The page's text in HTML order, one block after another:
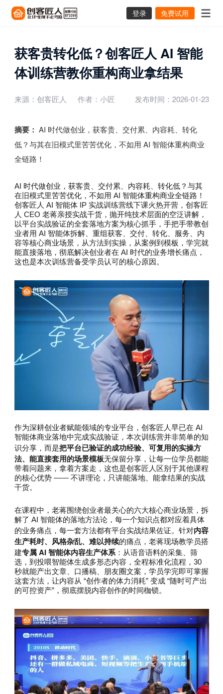
登录 免费试用
获客贵转化低？创客匠人 AI 智能
体训练营教你重构商业拿结果
来源：创客匠人 作者：小匠 发布时间：2026-01-23
摘要： AI 时代做创业，获客贵、交付累、内容耗、转化
低？与其在旧模式里苦苦优化，不如用 AI 智能体重构商业
全链路！
AI 时代做创业，获客贵、交付累、内容耗、转化低？与其
在旧模式里苦苦优化，不如用 AI 智能体重构商业全链路！
创客匠人 AI 智能体 IP 实战训练营线下课火热开营，创客匠
人 CEO 老蒋亲授实战干货，抛开纯技术层面的空泛讲解，
以平台实战验证的全套落地方案为核心抓手，手把手带教创
业者用 AI 智能体拆解、重组获客、交付、转化、服务、内
容等核心商业场景，从方法到实操，从案例到模板，学完就
能直接落地，彻底解决创业者在 AI 时代的业务增长痛点，
这也是本次训练营备受学员认可的核心原因。
作为深耕创业者赋能领域的专业平台，创客匠人早已在 AI
智能体商业落地中完成实战验证，本次训练营并非简单的知
识分享，而是把平台已验证的成功经验、可复用的实操方
法、能直接套用的场景模板无保留分享，让每一位学员都能
带着问题来，拿着方案走，这也是创客匠人区别于其他课程
的核心优势 —— 不讲理论，只讲能落地、能拿结果的实战
干货。
在课程中，老蒋围绕创业者最关心的六大核心商业场景，拆
解了 AI 智能体的落地方法论，每一个知识点都对应着具体
的业务痛点，每一套方法都有平台实战结果佐证。针对内容
生产耗时、风格杂乱、难以持续的痛点，老蒋现场教学员搭
建专属 AI 智能体内容生产体系：从语音语料的采集、筛
选，到投喂智能体生成多形态内容，全程标准化流程，30
秒就能产出文章、口播稿、朋友圈文案，学员学完即可掌握
这套方法，让内容从 “创作者的体力消耗” 变成 “随时可产出
的可控资产”，彻底摆脱内容创作的时间枷锁。